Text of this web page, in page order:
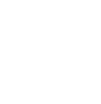
carrinho